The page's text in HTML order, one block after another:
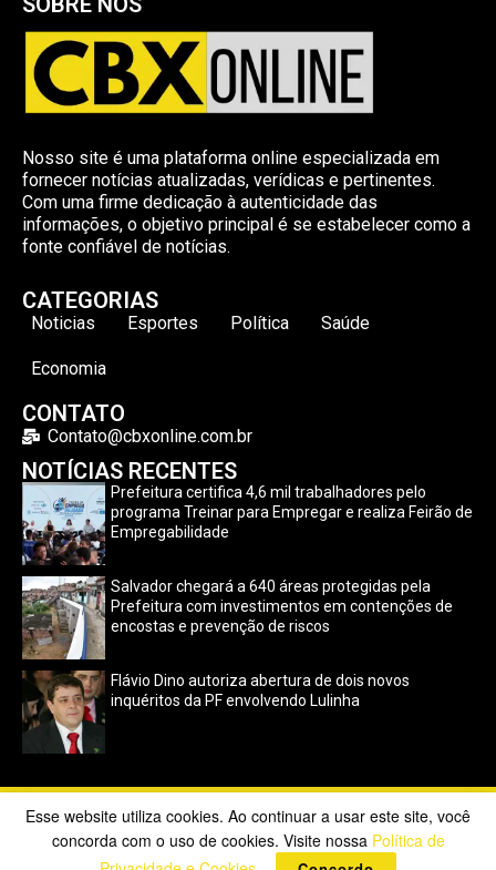
Nosso site é uma plataforma online especializada em
fornecer notícias atualizadas, verídicas e pertinentes.
Com uma firme dedicação à autenticidade das
informações, o objetivo principal é se estabelecer como a
fonte confiável de notícias.
CATEGORIAS
Noticias Esportes Política Saúde
Economia
CONTATO
Contato@cbxonline.com.br
NOTÍCIAS RECENTES
Prefeitura certifica 4,6 mil trabalhadores pelo
programa Treinar para Empregar e realiza Feirão de
Empregabilidade
Salvador chegará a 640 áreas protegidas pela
Prefeitura com investimentos em contenções de
encostas e prevenção de riscos
Flávio Dino autoriza abertura de dois novos
inquéritos da PF envolvendo Lulinha
Copyright ©2023 CBX Online. Todos os direitos reservados |
Desenvolvido porPoppy Sites.
Esse website utiliza cookies. Ao continuar a usar este site, você
concorda com o uso de cookies. Visite nossa Política de